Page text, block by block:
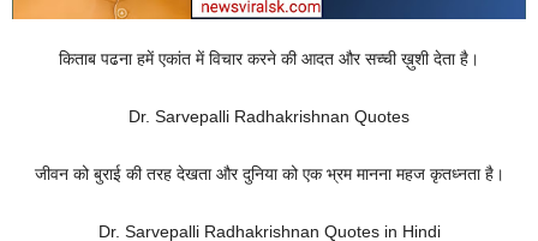
किताब पढना हमें एकांत में विचार करने की आदत और सच्ची ख़ुशी देता है।
Dr. Sarvepalli Radhakrishnan Quotes
जीवन को बुराई की तरह देखता और दुनिया को एक भ्रम मानना महज कृतध्नता है।
Dr. Sarvepalli Radhakrishnan Quotes in Hindi